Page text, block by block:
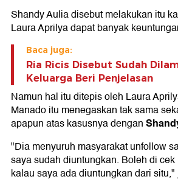
Shandy Aulia disebut melakukan itu
Laura Aprilya dapat banyak
Baca juga:
Ria Ricis Disebut Sudah
Keluarga Beri Penjelasan
Namun hal itu ditepis oleh Laura
Manado itu menegaskan tak sama
apapun atas kasusnya dengan
"Dia menyuruh masyarakat unfollow
saya sudah diuntungkan. Boleh di
kalau saya ada diuntungkan dari